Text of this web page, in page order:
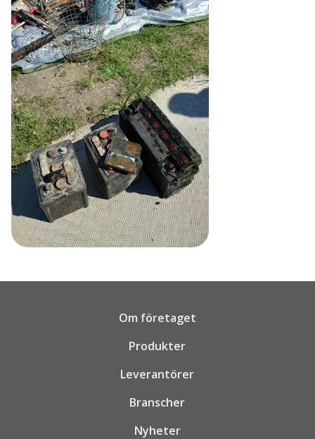
Om företaget
Produkter
Leverantörer
Branscher
Nyheter